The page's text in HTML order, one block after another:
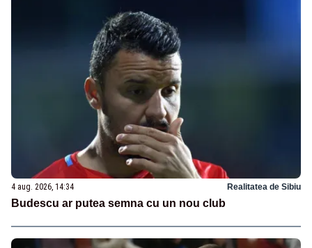
4 aug. 2026, 14:34 Realitatea de Sibiu
Budescu ar putea semna cu un nou club